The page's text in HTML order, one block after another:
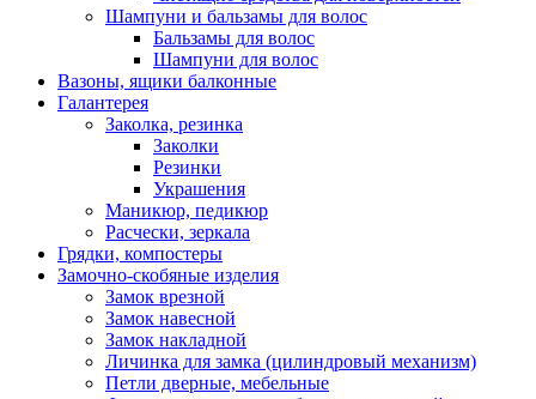
Шампуни и бальзамы для волос
Бальзамы для волос
Шампуни для волос
Вазоны, ящики балконные
Галантерея
Заколка, резинка
Заколки
Резинки
Украшения
Маникюр, педикюр
Расчески, зеркала
Грядки, компостеры
Замочно-скобяные изделия
Замок врезной
Замок навесной
Замок накладной
Личинка для замка (цилиндровый механизм)
Петли дверные, мебельные